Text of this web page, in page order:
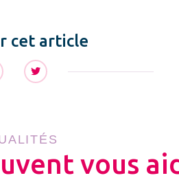
cet article
vous